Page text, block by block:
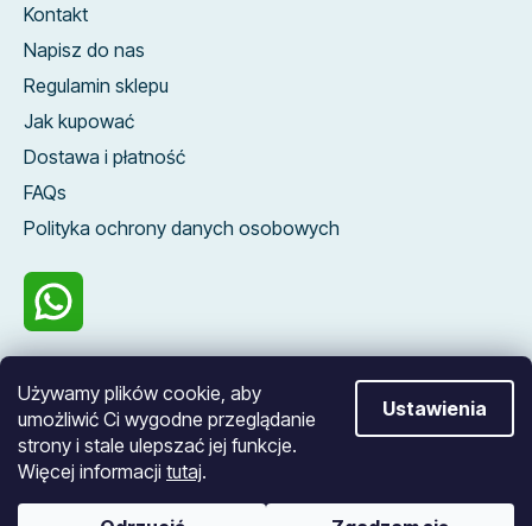
Używamy plików cookie, aby
umożliwić Ci wygodne przeglądanie
strony i stale ulepszać jej funkcje.
Więcej informacji tutaj.
Ustawienia
Kontakt
Napisz do nas
Regulamin sklepu
Jak kupować
Dostawa i płatność
FAQs
Polityka ochrony danych osobowych
100 %
zákazníků nás
doporučuje